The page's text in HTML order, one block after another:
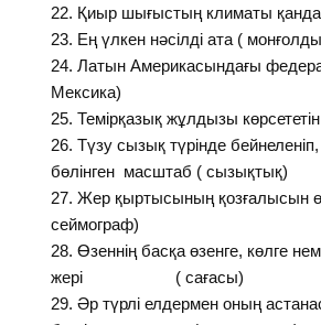
Қиыр шығыстың климаты
Ең үлкен нәсілді ата (
Латын Америкасындағы
Мексика)
Темірқазық жұлдызы
Түзу сызық түрінде бейнеленіп,
бөлінген масштаб ( сызықтық)
Жер қыртысының қозғалысын
сеймограф)
Өзеннің басқа өзенге, көлге
жері ( сағасы)
Әр түрлі елдермен оның